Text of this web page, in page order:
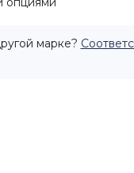
марке?